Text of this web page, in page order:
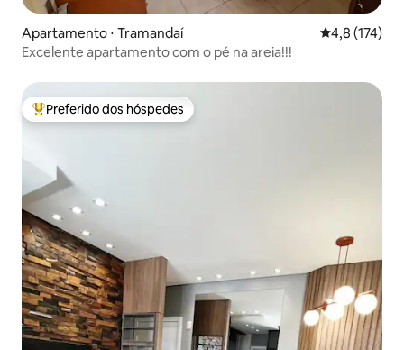
Apartamento ⋅ Tramandaí 4,8 de uma
4,8 (174)
Excelente apartamento com o pé na areia!!!
Entre os melhores preferidos dos hóspedes
Preferido dos hóspedes